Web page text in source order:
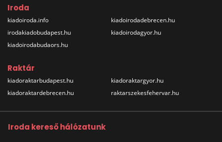
Iroda
kiadoiroda.info
irodakiadobudapest.hu
kiadoirodabudaors.hu
kiadoirodadebrecen.hu
kiadoirodagyor.hu
Raktár
kiadoraktarbudapest.hu
kiadoraktardebrecen.hu
kiadoraktargyor.hu
raktarszekesfehervar.hu
Iroda kereső hálózatunk